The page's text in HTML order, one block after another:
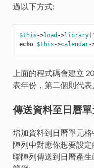
過以下方式:
$this->load ->library(
echo $this->calendar-
上面的程式碼會建立
表年份，第二個則代表
傳送資料至日曆
增加資料到日曆單元
陣列中對應你想要設
聯陣列傳送到日曆產